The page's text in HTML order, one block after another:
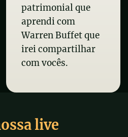
patrimonial que
aprendi com
Warren Buffet que
irei compartilhar
com vocês.
live